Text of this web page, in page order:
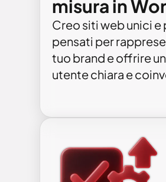
misura in
Creo siti web unici e
pensati per
tuo brand e offrire
utente chiara e